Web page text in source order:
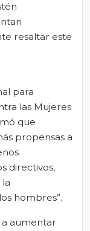
resaltar este
para
las Mujeres
que
propensas a
directivos,
hombres”.
aumentar